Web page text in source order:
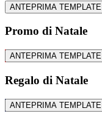
ANTEPRIMA TEMPLATE
Promo di Natale
ANTEPRIMA TEMPLATE
Regalo di Natale
ANTEPRIMA TEMPLATE